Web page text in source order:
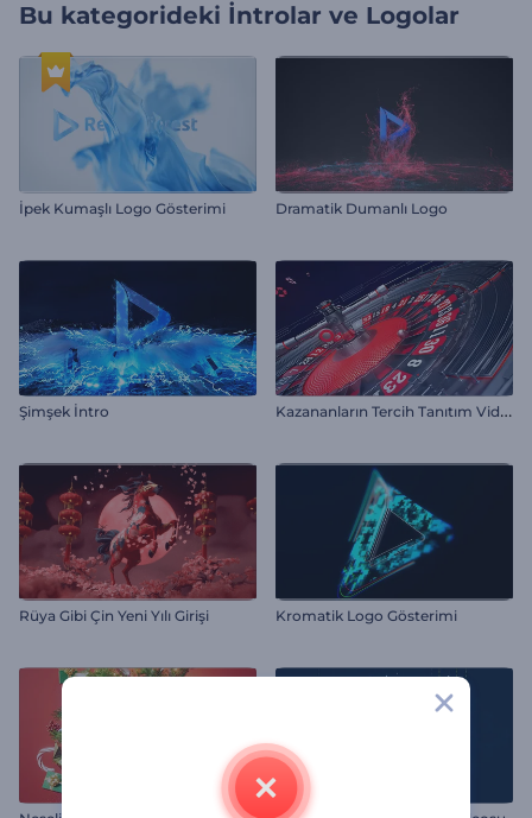
Bu kategorideki İntrolar ve Logolar
İpek Kumaşlı Logo Gösterimi Dramatik Dumanlı Logo
Şimşek İntro K
azananların Tercih Tanıtım Videosu
Rüya Gibi Çin Yeni Yılı Girişi Kromatik Logo Gösterimi